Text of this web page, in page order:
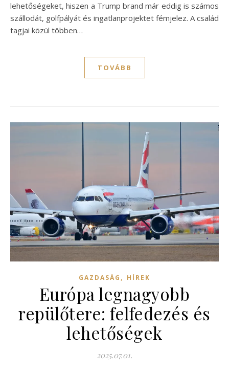
lehetőségeket, hiszen a Trump brand már eddig is számos
szállodát, golfpályát és ingatlanprojektet fémjelez. A család
tagjai közül többen…
TOVÁBB
GAZDASÁG , HÍREK
Európa legnagyobb
repülőtere: felfedezés és
lehetőségek
2025.07.01.